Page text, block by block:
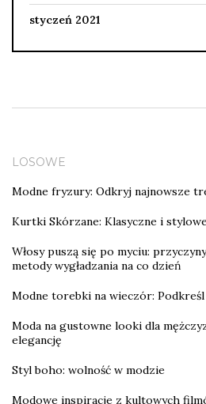
styczeń 2021
LOSOWE
Modne fryzury: Odkryj najnowsze
Kurtki Skórzane: Klasyczne i
Włosy puszą się po myciu:
metody wygładzania na co dzień
Modne torebki na wieczór:
Moda na gustowne looki dla
elegancję
Styl boho: wolność w modzie
Modowe inspiracje z kultowych